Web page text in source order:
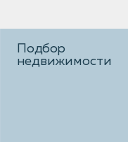
Подбор
недвижимости